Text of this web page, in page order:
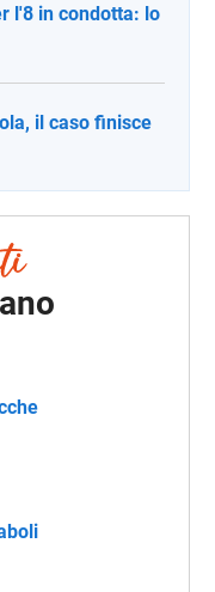
l'8 in condotta: lo
il caso finisce